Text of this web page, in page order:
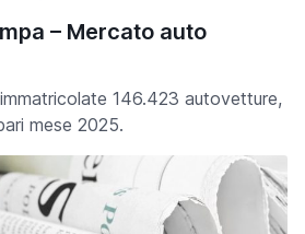
– Mercato auto
146.423 autovetture,
mese 2025.